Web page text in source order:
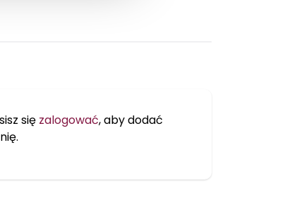
się zalogować, aby dodać